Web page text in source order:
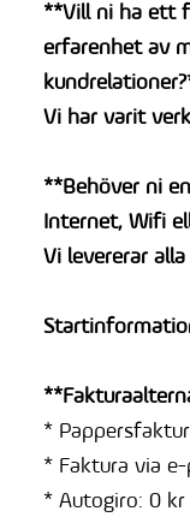
**Vill ni ha ett
erfarenhet av
Vi har varit
**Behöver ni
Internet, Wifi
Vi levererar
*
* Faktura via
* Autogiro: 0 kr